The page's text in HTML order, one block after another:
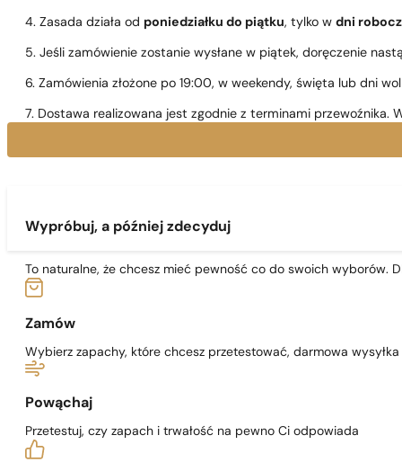
4. Zasada działa od poniedziałku do piątku, tylko w dni
5. Jeśli zamówienie zostanie wysłane w piątek, doręczenie
6. Zamówienia złożone po 19:00, w weekendy, święta lub dni
7. Dostawa realizowana jest zgodnie z terminami przewoźnika.
Wypróbuj, a później zdecyduj
To naturalne, że chcesz mieć pewność co do swoich wyborów.
Zamów
Wybierz zapachy, które chcesz przetestować, darmowa wysyłka
Powąchaj
Przetestuj, czy zapach i trwałość na pewno Ci odpowiada